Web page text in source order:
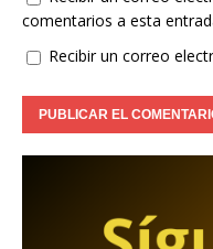
comentarios a esta
Recibir un correo